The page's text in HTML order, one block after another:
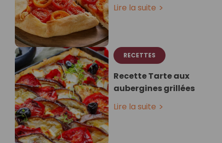
Lire la suite
RECETTES
Recette Tarte aux
aubergines grillées
Lire la suite